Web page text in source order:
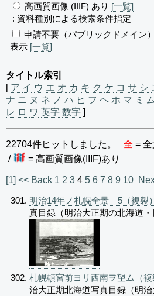
高画質画像 (IIIF) あり [一覧]
: 資料種別による検索条件指定
申請不要（パブリックドメイン
表示 [一覧]
タイトル索引
[ ア イ ウ エ オ カ キ ク ケ コ サ シ
ナ ニ ヌ ネ ノ ハ ヒ フ ヘ ホ マ ミ ム
レ ロ ワ 英字 数字 ]
22704件ヒットしました。 全 =
/
= 高画質画像(IIIF)あり
[1] << Back 1 2 3 4 5 6 7 8 9 10
明治14年ノ札幌全景 5（複製
真目録（明治大正期の北海道
札幌頓宮前ヨリ西南ヲ望ム（
治大正期北海道写真目録（明